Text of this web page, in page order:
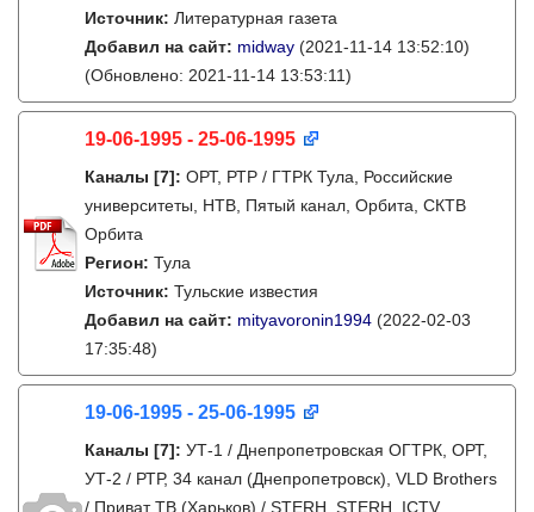
Источник: Литературная газета
Добавил на сайт: midway (2021-11-14 13:52:10)
(Обновлено: 2021-11-14 13:53:11)
19-06-1995 - 25-06-1995
Каналы [7]: ОРТ, РТР / ГТРК Тула, Российские
университеты, НТВ, Пятый канал, Орбита, СКТВ
Орбита
Регион: Тула
Источник: Тульские известия
Добавил на сайт: mityavoronin1994 (2022-02-03
17:35:48)
19-06-1995 - 25-06-1995
Каналы [7]: УТ-1 / Днепропетровская ОГТРК, ОРТ,
УТ-2 / РТР, 34 канал (Днепропетровск), VLD Brothers
/ Приват ТВ (Харьков) / STERH, STERH, ICTV